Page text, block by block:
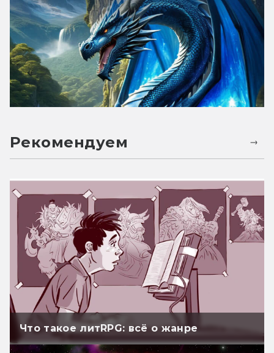
Рекомендуем
Что такое литRPG: всё о жанре